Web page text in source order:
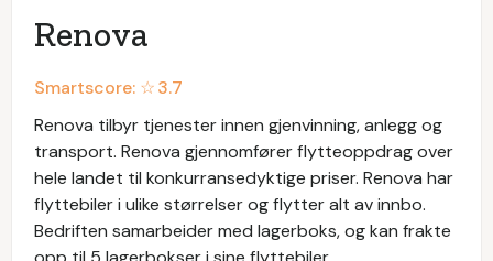
Renova
Smartscore: ☆3.7
Renova tilbyr tjenester innen gjenvinning, anlegg og
transport. Renova gjennomfører flytteoppdrag over
hele landet til konkurransedyktige priser. Renova har
flyttebiler i ulike størrelser og flytter alt av innbo.
Bedriften samarbeider med lagerboks, og kan frakte